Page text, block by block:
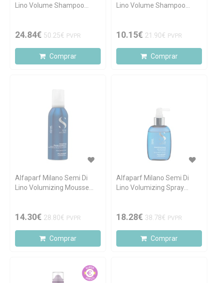
Lino Volume Shampoo
24.84€ 50.25€ PVPR
Comprar
Lino Volume Shampoo
10.15€ 21.90€ PVPR
Comprar
Alfaparf Milano Semi Di
Lino Volumizing Mousse
14.30€ 28.80€ PVPR
Comprar
Alfaparf Milano Semi Di
Lino Volumizing Spray
18.28€ 38.78€ PVPR
Comprar